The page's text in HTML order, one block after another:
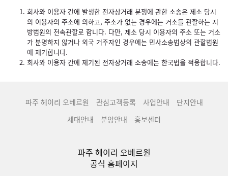
회사와 이용자 간에 발생한 전자상거래 분쟁에 관한 소송은 제소 당시
의 이용자의 주소에 의하고, 주소가 없는 경우에는 거소를 관할하는 지
방법원의 전속관할로 합니다. 다만, 제소 당시 이용자의 주소 또는 거소
가 분명하지 않거나 외국 거주자인 경우에는 민사소송법상의 관할법원
에 제기합니다.
회사와 이용자 간에 제기된 전자상거래 소송에는 한국법을 적용합니다.
파주 헤이리 오베르원 관심고객등록 사업안내
단지안내
세대안내
분양안내 홍보센터
파주 헤이리 오베르원
공식 홈페이지